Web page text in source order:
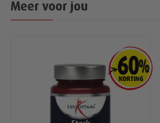
Meer voor jou